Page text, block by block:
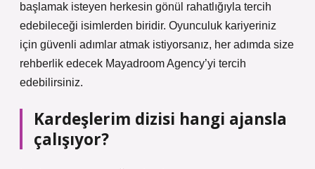
başlamak isteyen herkesin gönül rahatlığıyla tercih
edebileceği isimlerden biridir. Oyunculuk kariyeriniz
için güvenli adımlar atmak istiyorsanız, her adımda size
rehberlik edecek Mayadroom Agency’yi tercih
edebilirsiniz.
Kardeşlerim dizisi hangi ajansla
çalışıyor?